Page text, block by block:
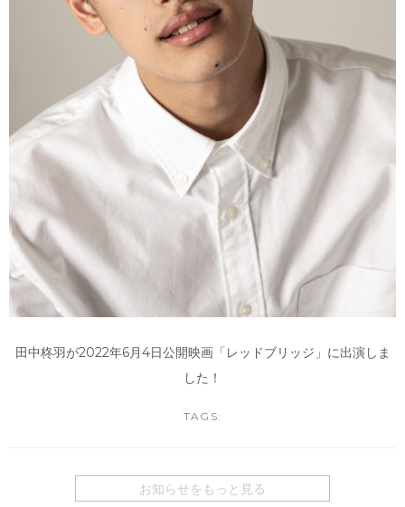
田中柊羽が2022年6月4日公開映画「レッドブリッジ」に出演しま
した！
TAGS:
お知らせをもっと見る